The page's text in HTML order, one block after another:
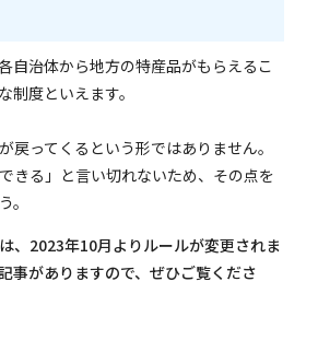
自治体から地方の特産品がもらえるこ
制度といえます。
戻ってくるという形ではありません。
きる」と言い切れないため、その点を
。
、2023年10月よりルールが変更されま
事がありますので、ぜひご覧くださ